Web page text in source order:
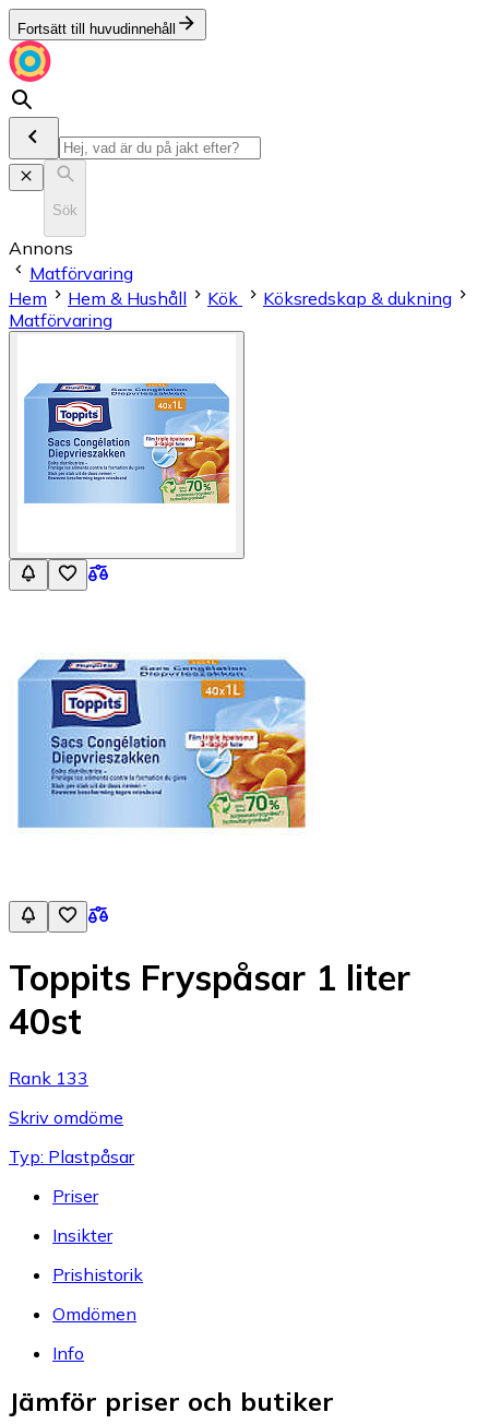
Fortsätt till huvudinnehåll
Sök
Annons
Matförvaring
Hem
Hem & Hushåll Kök
Köksredskap & dukning
Matförvaring
Toppits Fryspåsar 1 liter
40st
Rank 133
Skriv omdöme
Typ: Plastpåsar
Priser
Insikter
Prishistorik
Omdömen
Info
Jämför priser och butiker